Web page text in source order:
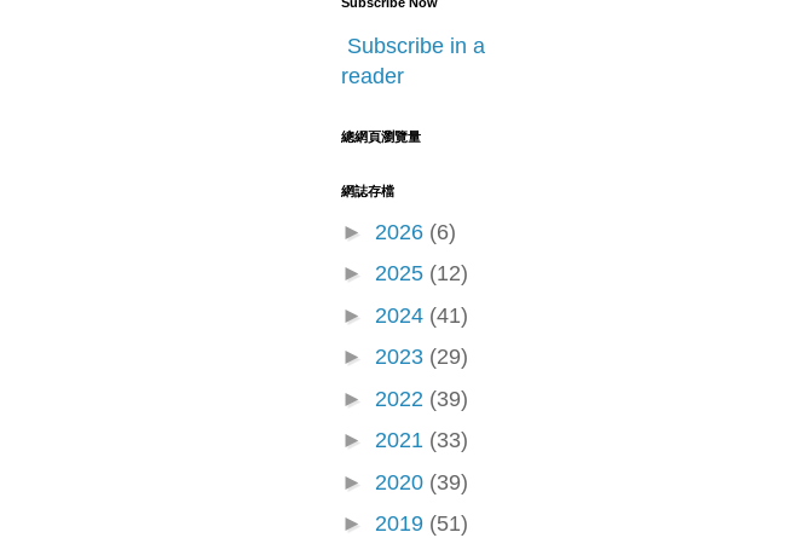
Subscribe in a
reader
總網頁瀏覽量
網誌存檔
► 2026 (6)
► 2025 (12)
► 2024 (41)
► 2023 (29)
► 2022 (39)
► 2021 (33)
► 2020 (39)
► 2019 (51)